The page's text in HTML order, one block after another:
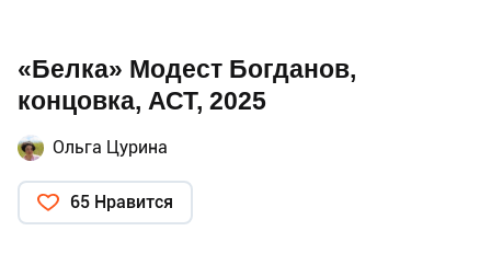
«Белка» Модест Богданов,
концовка, АСТ, 2025
Ольга Цурина
65 Нравится